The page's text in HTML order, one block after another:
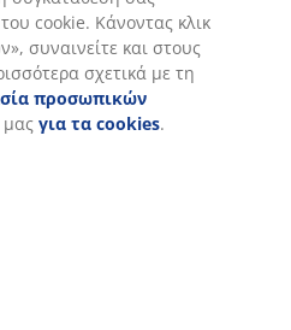
του cookie. Κάνοντας κλικ
συναινείτε και στους
σχετικά με τη
προσωπικών
μας για τα cookies.